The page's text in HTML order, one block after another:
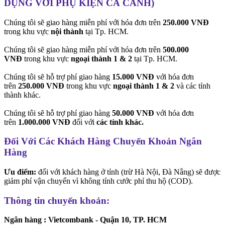
DỤNG VỚI PHỤ KIỆN CÁ CẢNH)
Chúng tôi sẽ giao hàng miễn phí với hóa đơn trên 250.000 VNĐ
trong khu vực nội thành tại Tp. HCM.
Chúng tôi sẽ giao hàng miễn phí với hóa đơn trên 500.000
VNĐ trong khu vực ngoại thành 1 & 2 tại Tp. HCM.
Chúng tôi sẽ hỗ trợ phí giao hàng 15.000 VNĐ với hóa đơn
trên 250.000 VNĐ trong khu vực ngoại thành 1 & 2 và các tỉnh
thành khác.
Chúng tôi sẽ hỗ trợ phí giao hàng 50.000 VNĐ với hóa đơn
trên 1.000.000 VNĐ đối với các tỉnh khác.
Đối Với Các Khách Hàng Chuyển Khoản Ngân
Hàng
Ưu điểm: đối với khách hàng ở tỉnh (trừ Hà Nội, Đà Nẵng) sẽ được
giảm phí vận chuyển vì không tính cước phí thu hộ (COD).
Thông tin chuyển khoản:
Ngân hàng : Vietcombank - Quận 10, TP. HCM